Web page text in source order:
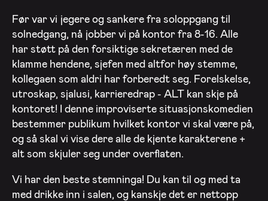
Før var vi jegere og sankere fra soloppgang til
solnedgang, nå jobber vi på kontor fra 8-16. Alle
har støtt på den forsiktige sekretæren med de
klamme hendene, sjefen med altfor høy stemme,
kollegaen som aldri har forberedt seg. Forelskelse,
utroskap, sjalusi, karrieredrap - ALT kan skje på
kontoret! I denne improviserte situasjonskomedien
bestemmer publikum hvilket kontor vi skal være på,
og så skal vi vise dere alle de kjente karakterene +
alt som skjuler seg under overflaten.
Vi har den beste stemninga! Du kan til og med ta
med drikke inn i salen, og kanskje det er nettopp